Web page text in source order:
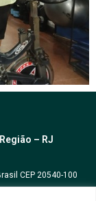
– RJ
CEP 20540-100